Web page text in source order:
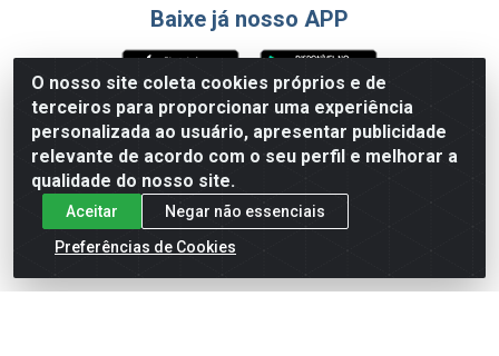
O nosso site coleta cookies próprios e de
terceiros para proporcionar uma experiência
personalizada ao usuário, apresentar publicidade
relevante de acordo com o seu perfil e melhorar a
qualidade do nosso site.
Aceitar
Negar não essenciais
Preferências de Cookies
Baixe já nosso APP
Formas de Pagamento